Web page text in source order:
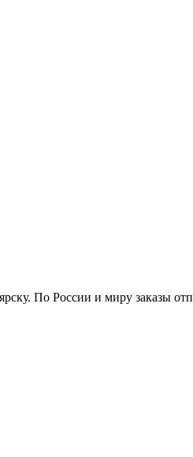
По России и миру заказы